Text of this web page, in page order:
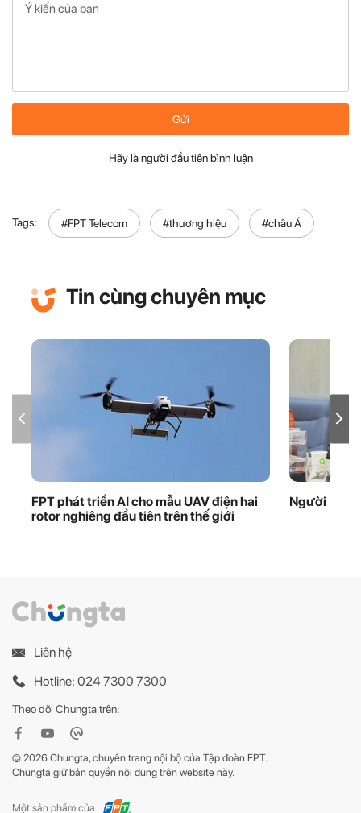
Gửi
Hãy là người đầu tiên bình luận
Tags: #FPT Telecom #thương hiệu #châu Á
Tin cùng chuyên mục
FPT phát triển AI cho mẫu UAV điện hai
rotor nghiêng đầu tiên trên thế giới
Người ‘giữ
Liên hệ
Hotline: 024 7300 7300
Theo dõi Chungta trên:
© 2026 Chungta, chuyên trang nội bộ của Tập đoàn FPT.
Chungta giữ bản quyền nội dung trên website này.
Một sản phẩm của